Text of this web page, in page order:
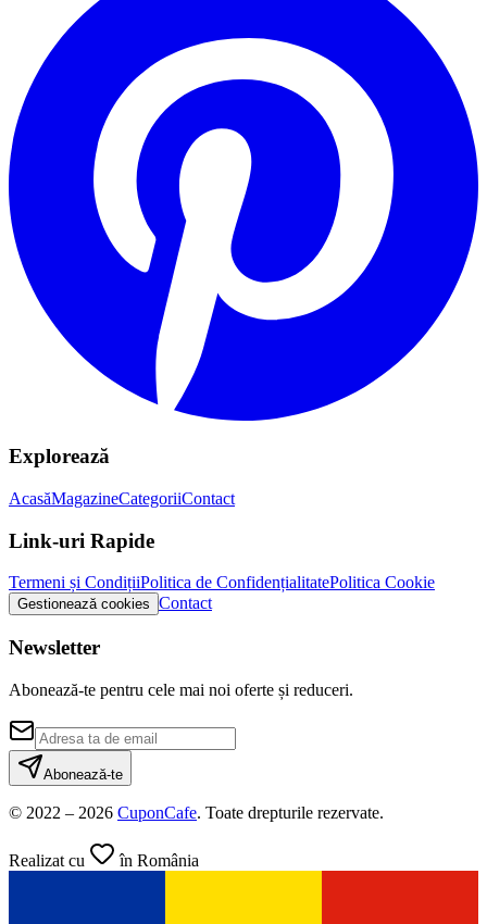
Explorează
AcasăMagazineCategoriiContact
Link-uri Rapide
Termeni și CondițiiPolitica de ConfidențialitatePolitica Cookie
Gestionează cookies Contact
Newsletter
Abonează-te pentru cele mai noi oferte și reduceri.
Abonează-te
© 2022 – 2026 CuponCafe. Toate drepturile rezervate.
Realizat cu în România